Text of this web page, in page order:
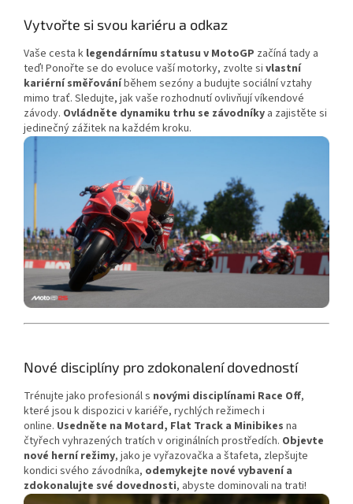
Vytvořte si svou kariéru a odkaz
Vaše cesta k legendárnímu statusu v MotoGP začíná tady a
teď! Ponořte se do evoluce vaší motorky, zvolte si vlastní
kariérní směřováníběhem sezóny a budujte sociální vztahy
mimo trať. Sledujte, jak vaše rozhodnutí ovlivňují víkendové
závody. Ovládněte dynamiku trhu se závodníky a zajistěte si
jedinečný zážitek na každém kroku.
Nové disciplíny pro zdokonalení dovedností
Trénujte jako profesionál s novými disciplínami Race Off,
které jsou k dispozici v kariéře, rychlých režimech i
online. Usedněte na Motard, Flat Track a Minibikes na
čtyřech vyhrazených tratích v originálních prostředích. Objevte
nové herní režimy, jako je vyřazovačka a štafeta, zlepšujte
kondici svého závodníka, odemykejte nové vybavení a
zdokonalujte své dovednosti, abyste dominovali na trati!